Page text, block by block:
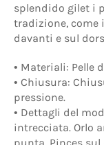
splendido gilet i
tradizione, come
davanti e sul
• Materiali: Pelle
• Chiusura:
pressione.
• Dettagli del
intrecciata. Orlo